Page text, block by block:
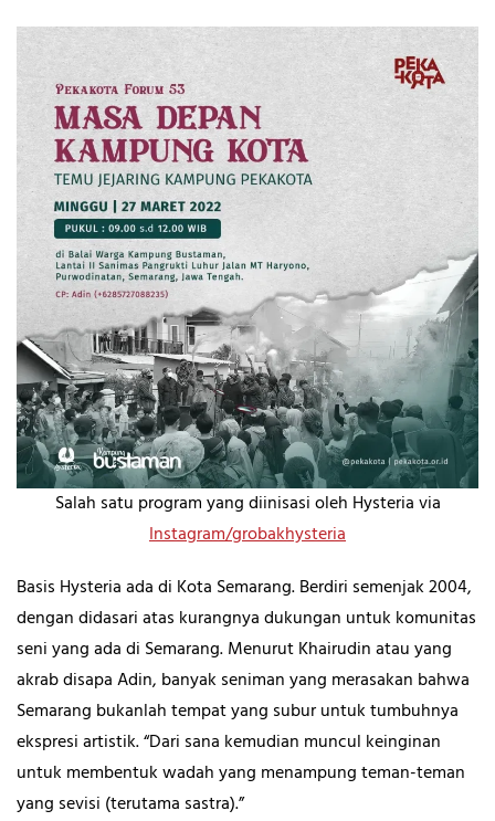
Salah satu program yang diinisasi oleh Hysteria via
Instagram/grobakhysteria
Basis Hysteria ada di Kota Semarang. Berdiri semenjak 2004,
dengan didasari atas kurangnya dukungan untuk komunitas
seni yang ada di Semarang. Menurut Khairudin atau yang
akrab disapa Adin, banyak seniman yang merasakan bahwa
Semarang bukanlah tempat yang subur untuk tumbuhnya
ekspresi artistik. “Dari sana kemudian muncul keinginan
untuk membentuk wadah yang menampung teman-teman
yang sevisi (terutama sastra).”